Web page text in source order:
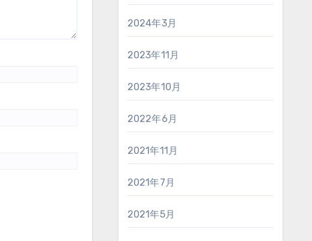
2024年3月
2023年11月
2023年10月
2022年6月
2021年11月
2021年7月
2021年5月